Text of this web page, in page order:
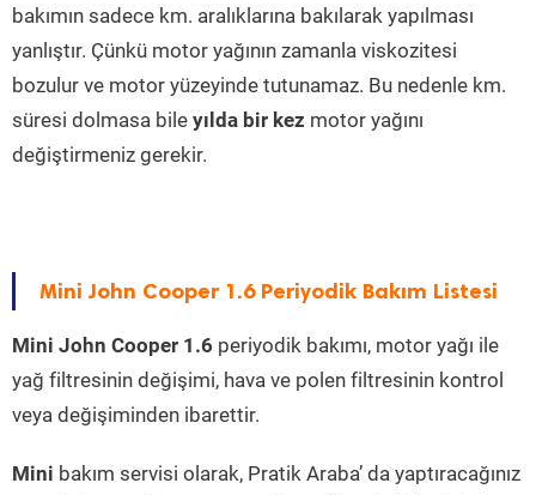
bakımın sadece km. aralıklarına bakılarak yapılması
yanlıştır. Çünkü motor yağının zamanla viskozitesi
bozulur ve motor yüzeyinde tutunamaz. Bu nedenle km.
süresi dolmasa bile yılda bir kez motor yağını
değiştirmeniz gerekir.
Mini John Cooper 1.6 Periyodik Bakım Listesi
Mini John Cooper 1.6 periyodik bakımı, motor yağı ile
yağ filtresinin değişimi, hava ve polen filtresinin kontrol
veya değişiminden ibarettir.
Mini bakım servisi olarak, Pratik Araba’ da yaptıracağınız